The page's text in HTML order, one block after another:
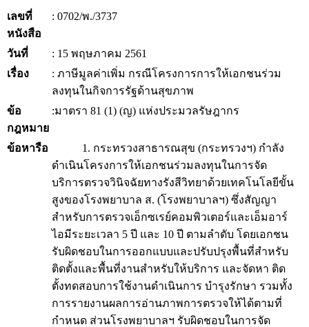
เลขที่
หนังสือ
: 0702/พ./3737
วันที่
: 15 พฤษภาคม 2561
เรื่อง
: ภาษีมูลค่าเพิ่ม กรณีโครงการการให้เอกชนร่วม
ลงทุนในกิจการรัฐด้านสุขภาพ
ข้อ
กฎหมาย
:มาตรา 81 (1) (ญ) แห่งประมวลรัษฎากร
ข้อหารือ
1. กระทรวงสาธารณสุข (กระทรวงฯ) กำลัง
ดำเนินโครงการให้เอกชนร่วมลงทุนในการจัด
บริการตรวจวินิจฉัยทางรังสีวิทยาด้วยเทคโนโลยีขั้น
สูงของโรงพยาบาล ส. (โรงพยาบาลฯ) ซึ่งสัญญา
สำหรับการตรวจเอ็กซเรย์คอมพิวเตอร์และเอ็มอาร์
ไอมีระยะเวลา 5 ปี และ 10 ปี ตามลำดับ โดยเอกชน
รับผิดชอบในการออกแบบและปรับปรุงพื้นที่สำหรับ
ติดตั้งและพื้นที่งานสำหรับให้บริการ และจัดหา ติด
ตั้งทดสอบการใช้งานดำเนินการ บำรุงรักษา รวมทั้ง
การรายงานผลการอ่านภาพการตรวจให้ได้ตามที่
กำหนด ส่วนโรงพยาบาลฯ รับผิดชอบในการจัด